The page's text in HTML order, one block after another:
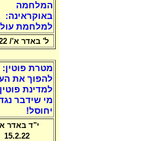
המלחמה
באוקראינה:
למלחמת
ל' באדר א'/ 3.3.22
מטרת פוטין:
להפוך את
למדינת
מי שידבר
יחוסל!
י"ד באדר
15.2.22